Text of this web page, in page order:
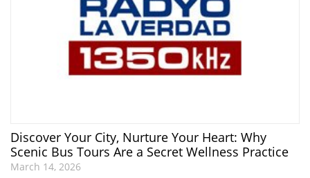
Discover Your City, Nurture Your Heart: Why
Scenic Bus Tours Are a Secret Wellness Practice
March 14, 2026